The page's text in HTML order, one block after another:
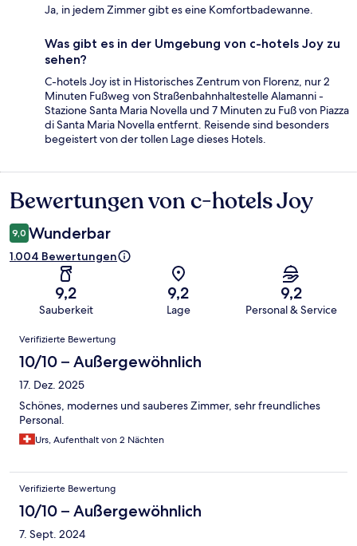
Ja, in jedem Zimmer gibt es eine Komfortbadewanne.
Was gibt es in der Umgebung von c-hotels Joy zu
sehen?
C-hotels Joy ist in Historisches Zentrum von Florenz, nur 2
Minuten Fußweg von Straßenbahnhaltestelle Alamanni -
Stazione Santa Maria Novella und 7 Minuten zu Fuß von Piazza
di Santa Maria Novella entfernt. Reisende sind besonders
begeistert von der tollen Lage dieses Hotels.
Bewertungen
Bewertungen von c-hotels Joy
9,0 Wunderbar
1.004 Bewertungen
9,2
Sauberkeit
9,2
Lage
9,2
Personal & Service
Bewertungen
Verifizierte Bewertung
10/10 – Außergewöhnlich
17. Dez. 2025
Schönes, modernes und sauberes Zimmer, sehr freundliches
Personal.
Urs, Aufenthalt von 2 Nächten
Verifizierte Bewertung
10/10 – Außergewöhnlich
7. Sept. 2024